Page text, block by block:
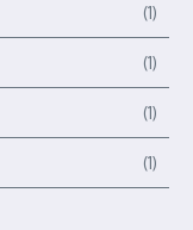
(1)
(1)
(1)
(1)